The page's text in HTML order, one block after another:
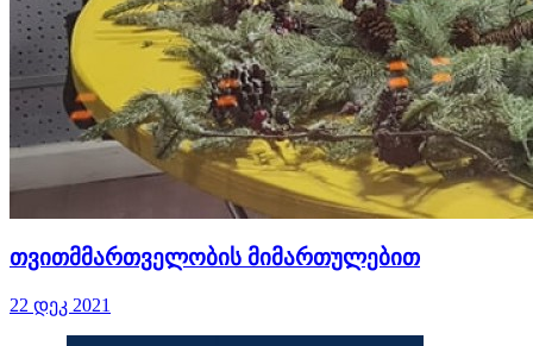
თვითმმართველობის მიმართულებით
22 დეკ 2021